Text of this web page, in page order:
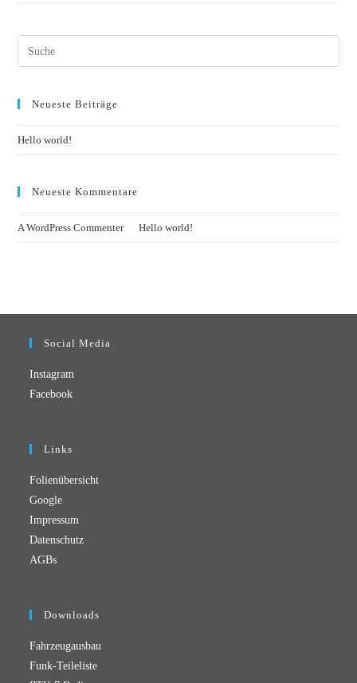
Search
this
Neueste Beiträge
Hello world!
Neueste Kommentare
A WordPress CommenterzuHello world!
Social Media
Instagram
Facebook
Links
Folienübersicht
Google
Impressum
Datenschutz
AGBs
Downloads
Fahrzeugausbau
Funk-Teileliste